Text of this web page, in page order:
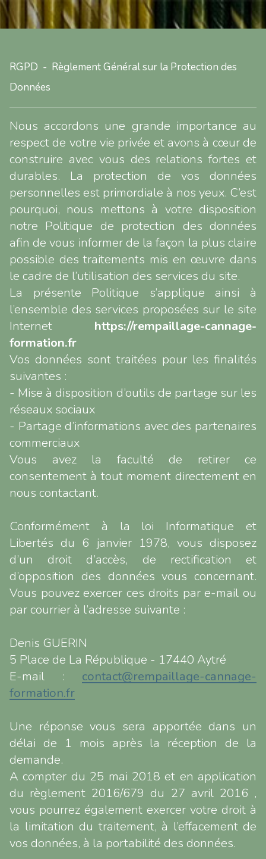
RGPD - Règlement Général sur la Protection des
Données
Nous accordons une grande importance au
respect de votre vie privée et avons à cœur de
construire avec vous des relations fortes et
durables. La protection de vos données
personnelles est primordiale à nos yeux. C’est
pourquoi, nous mettons à votre disposition
notre Politique de protection des données
afin de vous informer de la façon la plus claire
possible des traitements mis en œuvre dans
le cadre de l’utilisation des services du site.
La présente Politique s’applique ainsi à
l’ensemble des services proposées sur le site
Internet https://rempaillage-cannage-
formation.fr
Vos données sont traitées pour les finalités
suivantes :
- Mise à disposition d’outils de partage sur les
réseaux sociaux
- Partage d’informations avec des partenaires
commerciaux
Vous avez la faculté de retirer ce
consentement à tout moment directement en
nous contactant.
Conformément à la loi Informatique et
Libertés du 6 janvier 1978, vous disposez
d’un droit d’accès, de rectification et
d’opposition des données vous concernant.
Vous pouvez exercer ces droits par e-mail ou
par courrier à l’adresse suivante :
Denis GUERIN
5 Place de La République - 17440 Aytré
E-mail : contact@rempaillage-cannage-
formation.fr
Une réponse vous sera apportée dans un
délai de 1 mois après la réception de la
demande.
A compter du 25 mai 2018 et en application
du règlement 2016/679 du 27 avril 2016 ,
vous pourrez également exercer votre droit à
la limitation du traitement, à l’effacement de
vos données, à la portabilité des données.